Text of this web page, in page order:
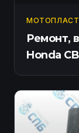
Ремонт,
Honda